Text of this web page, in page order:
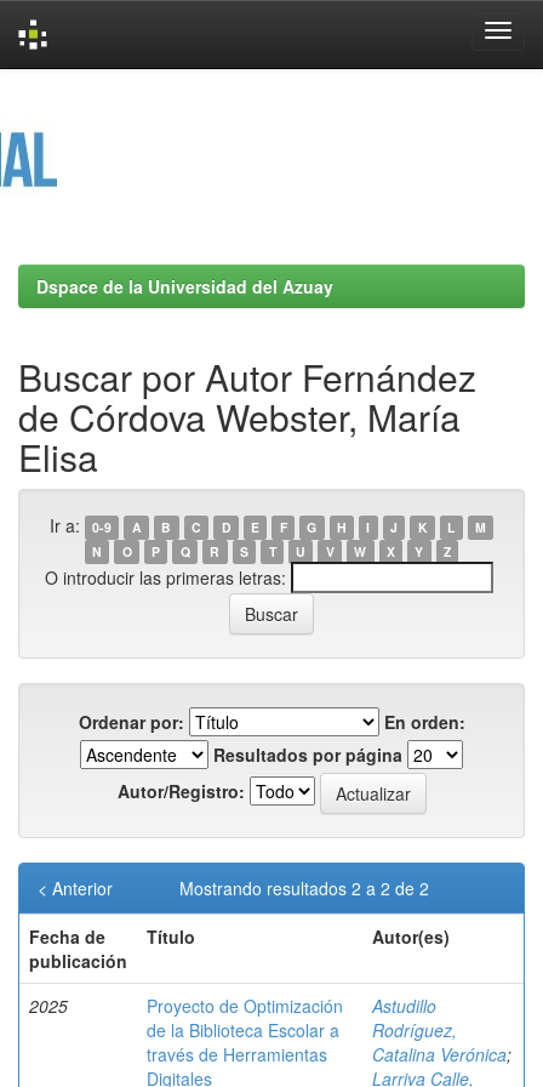
Dspace de la Universidad del Azuay
Buscar por Autor Fernández
de Córdova Webster, María
Elisa
Ir a: 0-9 A B C D E F G H I J K L
M
N
O P Q R S T U V W X Y Z
O introducir las primeras letras:
Ordenar por:
En orden:
Resultados por página
Autor/Registro:
Mostrando resultados 2 a 2 de 2
< Anterior
Fecha de
publicación
Título Autor(es)
2025
Proyecto de Optimización
de la Biblioteca Escolar a
través de Herramientas
Digitales
Astudillo
Rodríguez,
Catalina Verónica;
Larriva Calle,